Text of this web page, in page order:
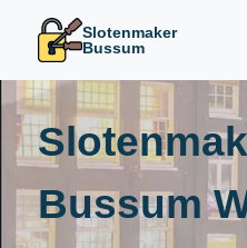
Slotenmaker
Bussum
Bussum